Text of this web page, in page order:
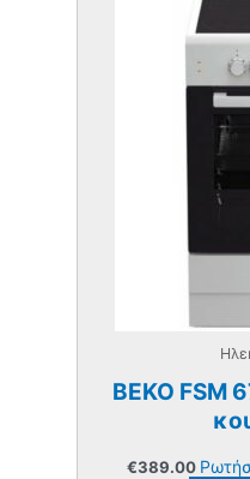
BEKO FSM
€389.00